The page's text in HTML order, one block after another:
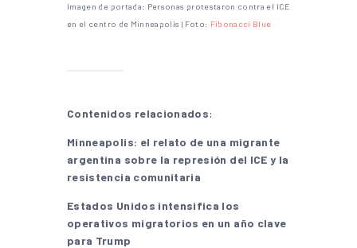
Imagen de portada: Personas protestaron contra el ICE
en el centro de Minneapolis | Foto: Fibonacci Blue
Contenidos relacionados:
Minneapolis: el relato de una migrante
argentina sobre la represión del ICE y la
resistencia comunitaria
Estados Unidos intensifica los
operativos migratorios en un año clave
para Trump